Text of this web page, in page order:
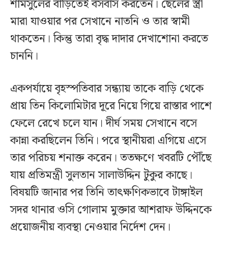
শামসুলের বাড়িতেই বসবাস করতেন। ছেলের স্ত্রী
মারা যাওয়ার পর সেখানে নাতনি ও তার স্বামী
থাকতেন। কিন্তু তারা বৃদ্ধ দাদার দেখাশোনা করতে
চাননি।
একপর্যায়ে বৃহস্পতিবার সন্ধ্যায় তাকে বাড়ি থেকে
প্রায় তিন কিলোমিটার দূরে নিয়ে গিয়ে রাস্তার পাশে
ফেলে রেখে চলে যান। দীর্ঘ সময় সেখানে বসে
কান্না করছিলেন তিনি। পরে স্থানীয়রা এগিয়ে এসে
তার পরিচয় শনাক্ত করেন। ততক্ষণে খবরটি পৌঁছে
যায় প্রতিমন্ত্রী সুলতান সালাউদ্দিন টুকুর কাছে।
বিষয়টি জানার পর তিনি তাৎক্ষণিকভাবে টাঙ্গাইল
সদর থানার ওসি গোলাম মুক্তার আশরাফ উদ্দিনকে
প্রয়োজনীয় ব্যবস্থা নেওয়ার নির্দেশ দেন।